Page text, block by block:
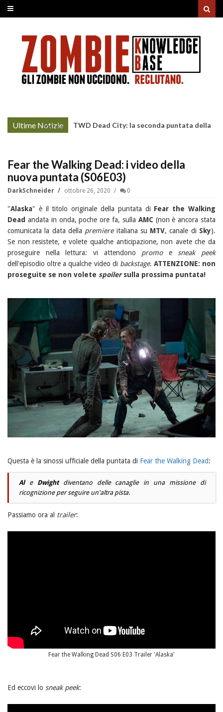
Ultime Notizie
More »
TWD Dead City: la seconda puntata della
Fear the Walking Dead: i video della
nuova puntata (S06E03)
DarkSchneider ottobre 26, 2020 0
"Alaska" è il titolo originale della puntata di Fear the Walking
Dead andata in onda, poche ore fa, sulla AMC(non è ancora stata
comunicata la data della premiereitaliana su MTV, canale di Sky).
Se non resistete, e volete qualche anticipazione, non avete che da
proseguire nella lettura: vi attendono promoesneak peek
dell'episodio oltre a qualche video di backstage. ATTENZIONE: non
proseguite se non volete spoilersulla prossima puntata!
Questa è la sinossi ufficiale della puntata di Fear the Walking Dead:
Ale Dwightdiventano delle canaglie in una missione di
ricognizione per seguire un'altra pista.
Passiamo ora al trailer:
Fear the Walking Dead S06 E03 Trailer 'Alaska'
Ed eccovi lo sneak peek: